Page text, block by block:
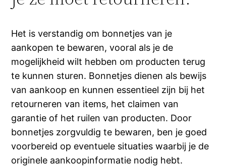
Het is verstandig om bonnetjes van je
aankopen te bewaren, vooral als je de
mogelijkheid wilt hebben om producten terug
te kunnen sturen. Bonnetjes dienen als bewijs
van aankoop en kunnen essentieel zijn bij het
retourneren van items, het claimen van
garantie of het ruilen van producten. Door
bonnetjes zorgvuldig te bewaren, ben je goed
voorbereid op eventuele situaties waarbij je de
originele aankoopinformatie nodig hebt.